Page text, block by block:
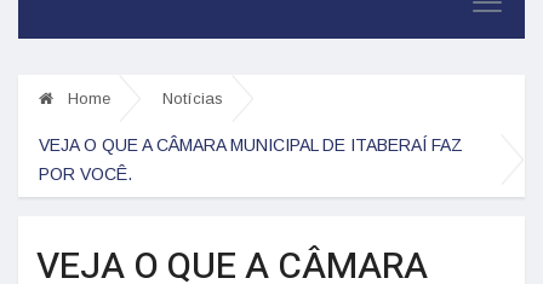
Home Notícias
VEJA O QUE A CÂMARA MUNICIPAL DE ITABERAÍ FAZ
POR VOCÊ.
VEJA O QUE A CÂMARA